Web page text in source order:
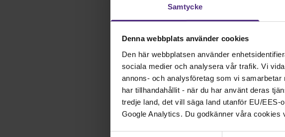
Samtycke
Denna webbplats använder cookies
Den här webbplatsen använder
sociala medier och analysera vår trafik. Vi
annons- och analysföretag som vi
har tillhandahållit - när du har använt deras
tredje land, det vill säga land utanför EU/
Google Analytics. Du godkänner våra
Vår
Som
påverka. Vill